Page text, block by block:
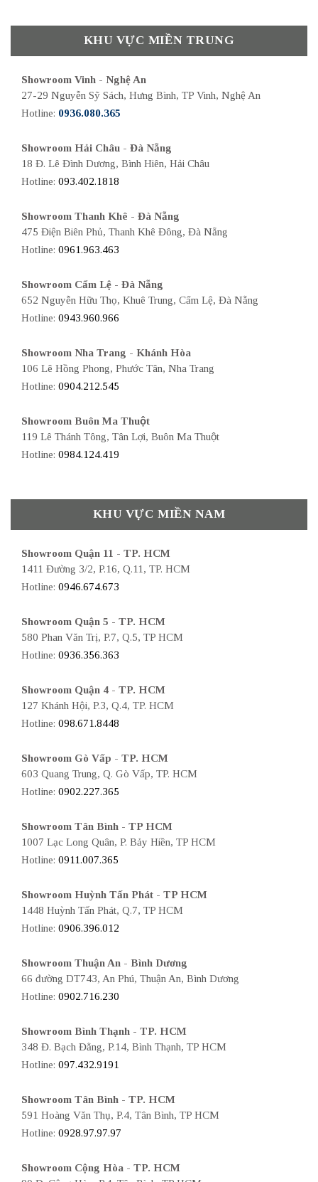
KHU VỰC MIỀN TRUNG
Showroom Vinh - Nghệ An
27-29 Nguyễn Sỹ Sách, Hưng Bình, TP Vinh, Nghệ An
Hotline: 0936.080.365
Showroom Hải Châu - Đà Nẵng
18 Đ. Lê Đình Dương, Bình Hiên, Hải Châu
Hotline: 093.402.1818
Showroom Thanh Khê - Đà Nẵng
475 Điện Biên Phủ, Thanh Khê Đông, Đà Nẵng
Hotline: 0961.963.463
Showroom Cẩm Lệ - Đà Nẵng
652 Nguyễn Hữu Thọ, Khuê Trung, Cẩm Lệ, Đà Nẵng
Hotline: 0943.960.966
Showroom Nha Trang - Khánh Hòa
106 Lê Hồng Phong, Phước Tân, Nha Trang
Hotline: 0904.212.545
Showroom Buôn Ma Thuột
119 Lê Thánh Tông, Tân Lợi, Buôn Ma Thuột
Hotline: 0984.124.419
KHU VỰC MIỀN NAM
Showroom Quận 11 - TP. HCM
1411 Đường 3/2, P.16, Q.11, TP. HCM
Hotline: 0946.674.673
Showroom Quận 5 - TP. HCM
580 Phan Văn Trị, P.7, Q.5, TP HCM
Hotline: 0936.356.363
Showroom Quận 4 - TP. HCM
127 Khánh Hội, P.3, Q.4, TP. HCM
Hotline: 098.671.8448
Showroom Gò Vấp - TP. HCM
603 Quang Trung, Q. Gò Vấp, TP. HCM
Hotline: 0902.227.365
Showroom Tân Bình - TP HCM
1007 Lạc Long Quân, P. Bảy Hiền, TP HCM
Hotline: 0911.007.365
Showroom Huỳnh Tấn Phát - TP HCM
1448 Huỳnh Tấn Phát, Q.7, TP HCM
Hotline: 0906.396.012
Showroom Thuận An - Bình Dương
66 đường DT743, An Phú, Thuận An, Bình Dương
Hotline: 0902.716.230
Showroom Bình Thạnh - TP. HCM
348 Đ. Bạch Đằng, P.14, Bình Thạnh, TP HCM
Hotline: 097.432.9191
Showroom Tân Bình - TP. HCM
591 Hoàng Văn Thụ, P.4, Tân Bình, TP HCM
Hotline: 0928.97.97.97
Showroom Cộng Hòa - TP. HCM